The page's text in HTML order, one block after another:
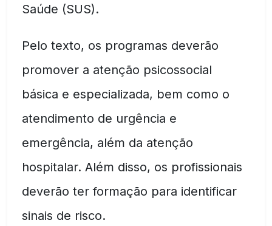
Saúde (SUS).
Pelo texto, os programas deverão
promover a atenção psicossocial
básica e especializada, bem como o
atendimento de urgência e
emergência, além da atenção
hospitalar. Além disso, os profissionais
deverão ter formação para identificar
sinais de risco.